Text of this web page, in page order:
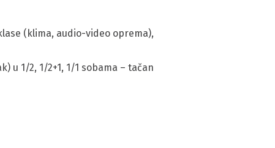
(klima, audio-video oprema),
u 1/2, 1/2+1, 1/1 sobama – tačan